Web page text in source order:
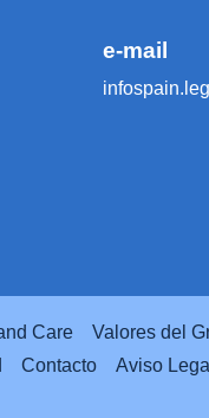
e-mail
Care Valores del
Contacto Aviso Legal